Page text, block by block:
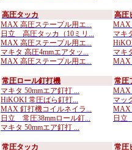
高圧タッカ
MAX 高圧ステープル用エ...
日立 高圧タッカ（10ミリ...
MAX 高圧ステープル用エ...
マキタ 高圧4mmエアタッ...
MAX 高圧ステープル用エ...
高圧
MAX
マキ
マキ
MAX
常圧ロール釘打機
マキタ 50mmエア釘打 ...
HiKOKI 常圧ばら釘打...
MAX 釘打機コイルネイラ...
日立 常圧38mmロール釘...
マキタ 50mmエア釘打 ...
常圧
MAX
マッ
MAX
日立
常圧タッカ 常圧